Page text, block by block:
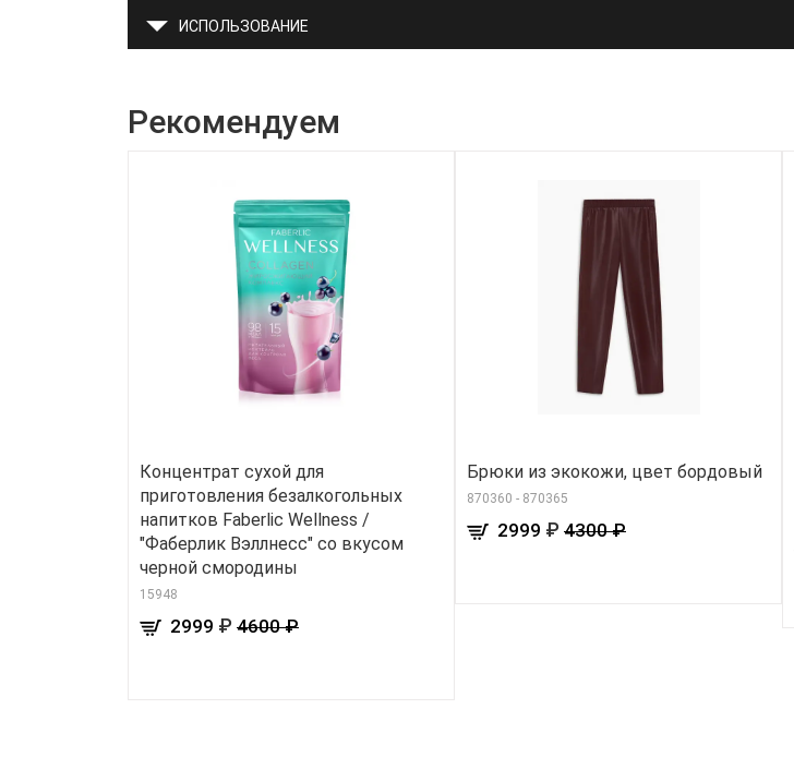
ИСПОЛЬЗОВАНИЕ
Рекомендуем
Концентрат сухой для
приготовления безалкогольных
напитков Faberlic Wellness /
"Фаберлик Вэллнесс" со вкусом
черной смородины
15948
2999 ₽ 4600 ₽
Брюки из экокожи, цвет бордовый
870360 - 870365
2999 ₽ 4300 ₽